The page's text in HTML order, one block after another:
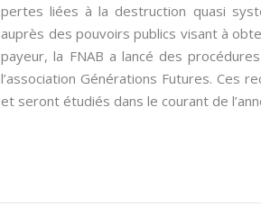
pertes liées à la destruction quasi
auprès des pouvoirs publics visant à
payeur, la FNAB a lancé des
l’association Générations Futures. Ces
et seront étudiés dans le courant de